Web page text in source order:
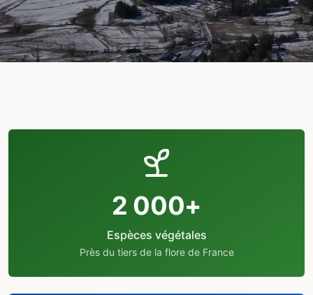
2 000+
Espèces végétales
Près du tiers de la flore de France